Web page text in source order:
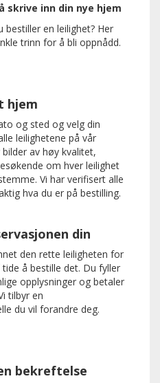
skrive inn din nye hjem
bestiller en leilighet? Her
trinn for å bli oppnådd.
hjem
og sted og velg din
leilighetene på vår
av høy kvalitet,
om hver leilighet
Vi har verifisert alle
hva du er på bestilling.
din
den rette leiligheten for
å bestille det. Du fyller
opplysninger og betaler
tilbyr en
du vil forandre deg.
bekreftelse